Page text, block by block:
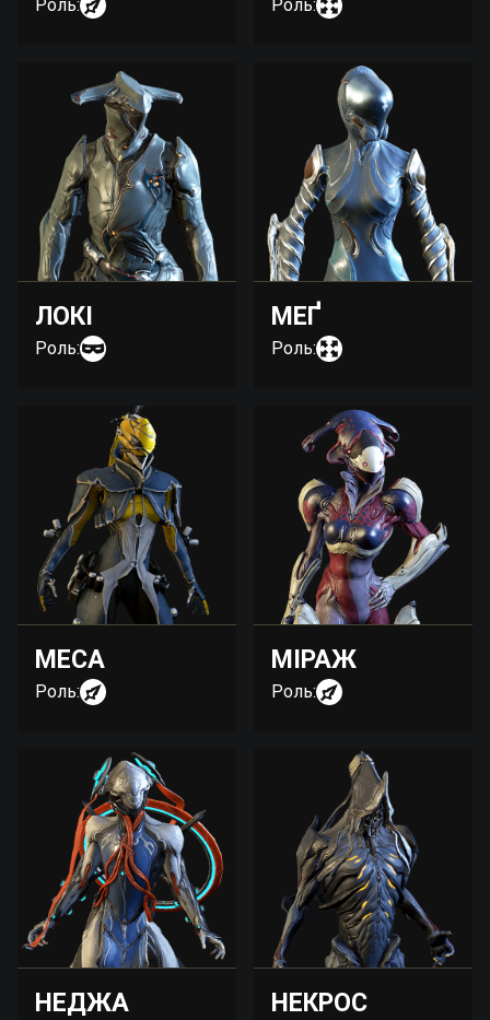
Роль: Роль:
ЛОКІ
Роль:
МЕҐ
Роль:
МЕСА
Роль:
МІРАЖ
Роль:
НЕДЖА НЕКРОС